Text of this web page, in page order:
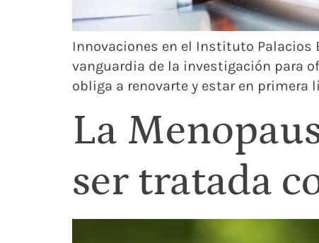
Innovaciones en el Instituto Palacios
vanguardia de la investigación para
obliga a renovarte y estar en primera
La
ser tratada